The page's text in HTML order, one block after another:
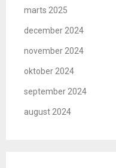
marts 2025
december 2024
november 2024
oktober 2024
september 2024
august 2024